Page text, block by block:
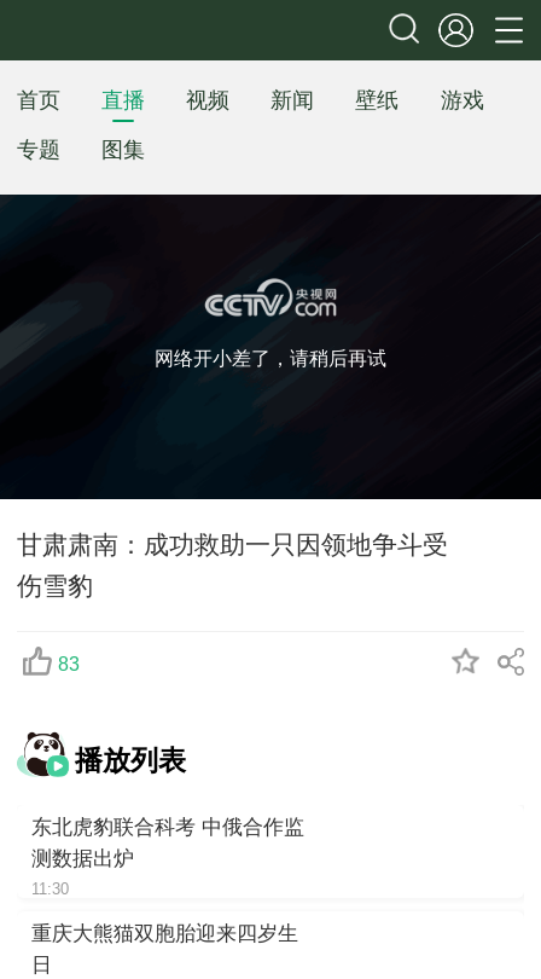
首页 直播 视频 新闻 壁纸
游戏
专题
图集
网络开小差了，请稍后再试
甘肃肃南：成功救助一只因领地争斗受
伤雪豹
83
播放列表
东北虎豹联合科考 中俄合作监
测数据出炉
11:30
重庆大熊猫双胞胎迎来四岁生
日